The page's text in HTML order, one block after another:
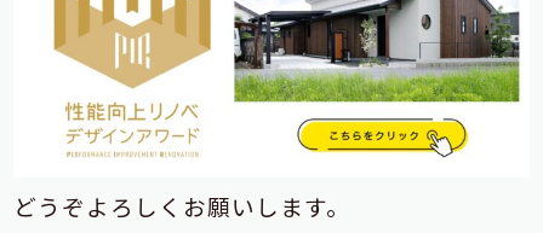
どうぞよろしくお願いします。